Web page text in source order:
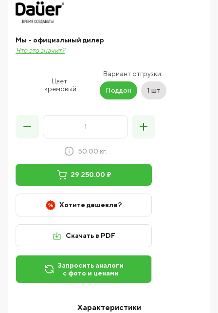
Цвет:
кремовый
Вариант отгрузки:
Поддон 1 шт
Мы - официальный дилер
Что это значит?
50.00 кг.
29 250.00 ₽
Хотите дешевле?
Скачать в PDF
Запросить аналоги
с фото и ценами
Характеристики